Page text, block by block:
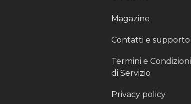
Magazine
Contatti e supporto
Termini e Condizioni
di Servizio
Privacy policy